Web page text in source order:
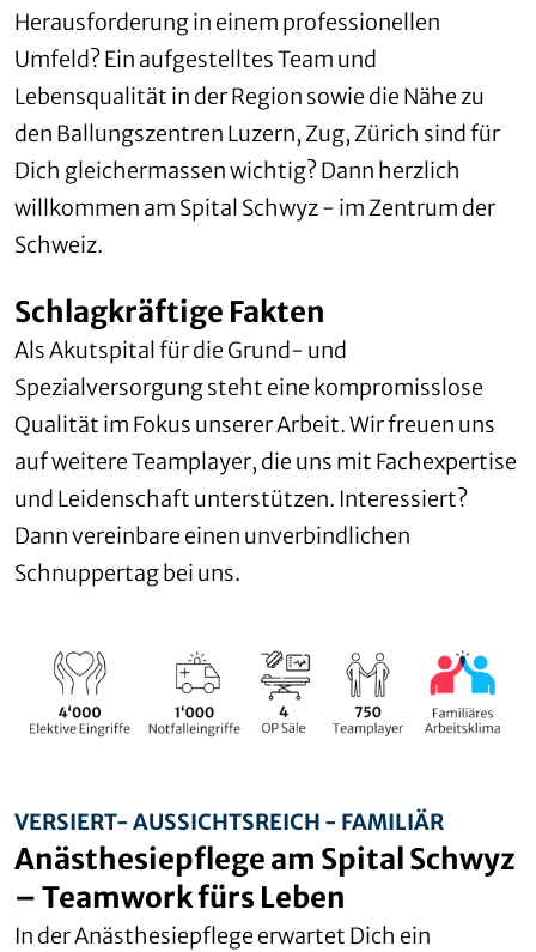
Herausforderung in einem professionellen
Umfeld? Ein aufgestelltes Team und
Lebensqualität in der Region sowie die Nähe zu
den Ballungszentren Luzern, Zug, Zürich sind für
Dich gleichermassen wichtig? Dann herzlich
willkommen am Spital Schwyz - im Zentrum der
Schweiz.
Schlagkräftige Fakten
Als Akutspital für die Grund- und
Spezialversorgung steht eine kompromisslose
Qualität im Fokus unserer Arbeit. Wir freuen uns
auf weitere Teamplayer, die uns mit Fachexpertise
und Leidenschaft unterstützen. Interessiert?
Dann vereinbare einen unverbindlichen
Schnuppertag bei uns.
VERSIERT- AUSSICHTSREICH - FAMILIÄR
Anästhesiepflege am Spital Schwyz
– Teamwork fürs Leben
In der Anästhesiepflege erwartet Dich ein